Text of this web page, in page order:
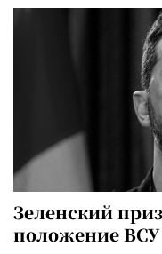
Зеленский
положение